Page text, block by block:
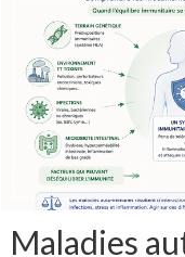
Maladies